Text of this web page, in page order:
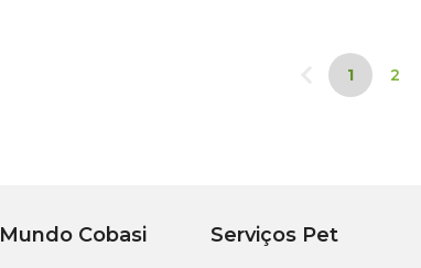
1 2
Mundo Cobasi Serviços Pet